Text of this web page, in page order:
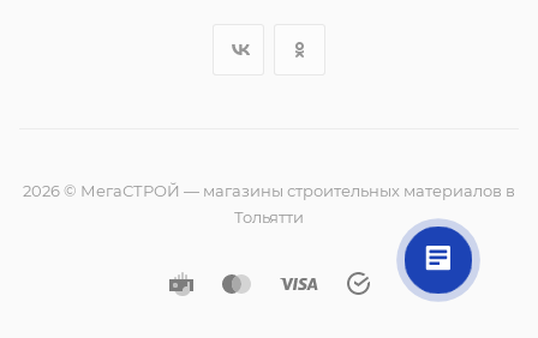
2026 © МегаСТРОЙ — магазины строительных материалов в
Тольятти